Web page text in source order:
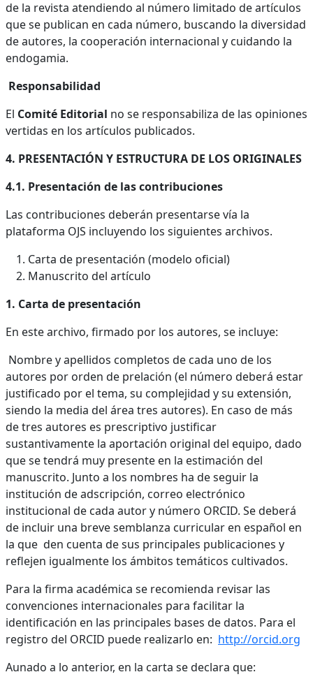
de la revista atendiendo al número limitado de artículos
que se publican en cada número, buscando la diversidad
de autores, la cooperación internacional y cuidando la
endogamia.
Responsabilidad
El Comité Editorial no se responsabiliza de las opiniones
vertidas en los artículos publicados.
4. PRESENTACIÓN Y ESTRUCTURA DE LOS ORIGINALES
4.1. Presentación de las contribuciones
Las contribuciones deberán presentarse vía la
plataforma OJS incluyendo los siguientes archivos.
Carta de presentación (modelo oficial)
Manuscrito del artículo
1. Carta de presentación
En este archivo, firmado por los autores, se incluye:
Nombre y apellidos completos de cada uno de los
autores por orden de prelación (el número deberá estar
justificado por el tema, su complejidad y su extensión,
siendo la media del área tres autores). En caso de más
de tres autores es prescriptivo justificar
sustantivamente la aportación original del equipo, dado
que se tendrá muy presente en la estimación del
manuscrito. Junto a los nombres ha de seguir la
institución de adscripción, correo electrónico
institucional de cada autor y número ORCID. Se deberá
de incluir una breve semblanza curricular en español en
la que den cuenta de sus principales publicaciones y
reflejen igualmente los ámbitos temáticos cultivados.
Para la firma académica se recomienda revisar las
convenciones internacionales para facilitar la
identificación en las principales bases de datos. Para el
registro del ORCID puede realizarlo en: http://orcid.org
Aunado a lo anterior, en la carta se declara que: